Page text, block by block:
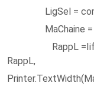
LigSel =
MaChaine =
RappL =Iif
RappL,